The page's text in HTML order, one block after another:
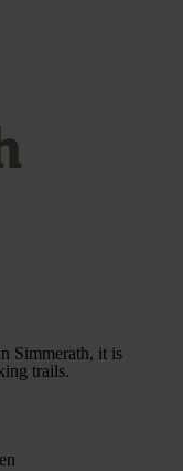
Simmerath, it is
trails.